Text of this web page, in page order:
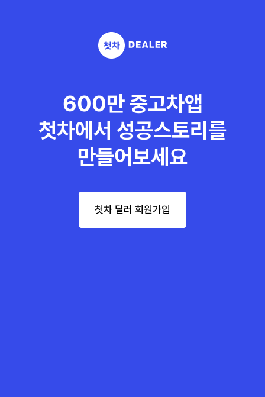
600만 중고차앱
첫차에서 성공스토리를
만들어보세요
첫차 딜러 회원가입